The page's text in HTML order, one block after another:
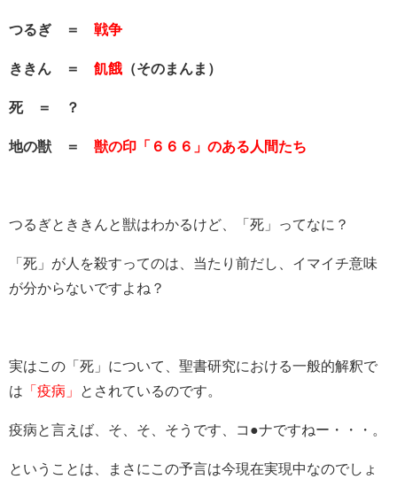
つるぎ ＝ 戦争
ききん ＝ 飢餓 （そのまんま）
死 ＝ ？
地の獣 ＝ 獣の印「６６６」のある人間たち
つるぎとききんと獣はわかるけど、「死」ってなに？
「死」が人を殺すってのは、当たり前だし、イマイチ意味
が分からないですよね？
実はこの「死」について、聖書研究における一般的解釈で
は 「疫病」 とされているのです。
疫病と言えば、そ、そ、そうです、コ●ナですねー・・・。
ということは、まさにこの予言は今現在実現中なのでしょ